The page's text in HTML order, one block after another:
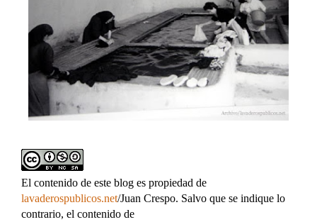
El contenido de este blog es propiedad de
lavaderospublicos.net/Juan Crespo. Salvo que se indique lo
contrario, el contenido de